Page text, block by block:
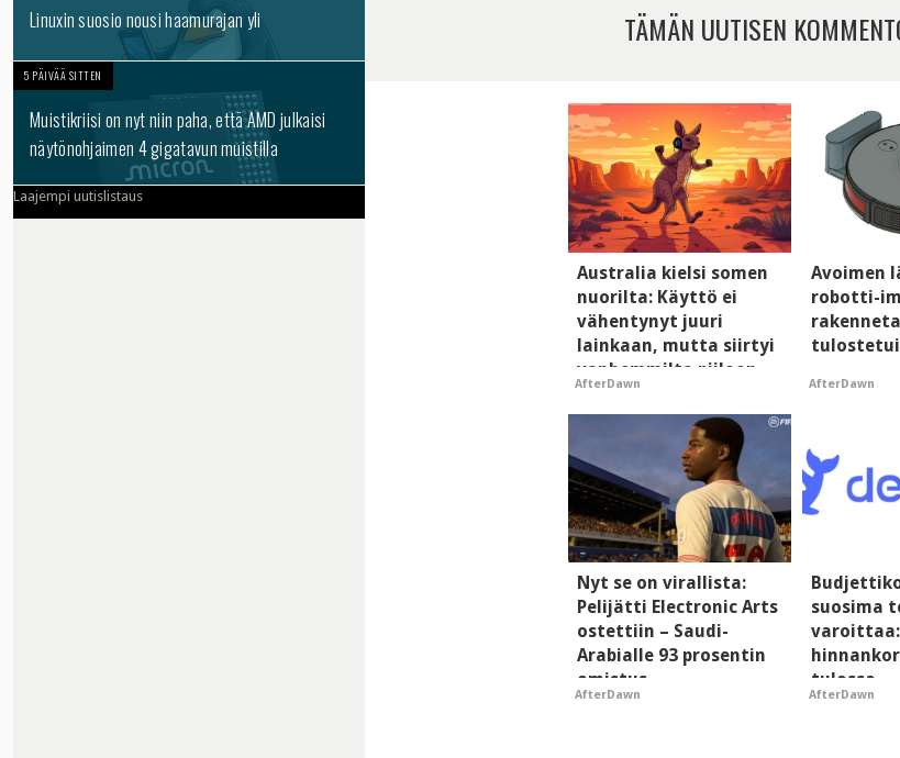
Linuxin suosio nousi haamurajan yli
5 PÄIVÄÄ SITTEN
Muistikriisi on nyt niin paha, että AMD julkaisi
näytönohjaimen 4 gigatavun muistilla
Laajempi uutislistaus
TÄMÄN UUTISEN
Australia kielsi somen
nuorilta: Käyttö ei
vähentynyt juuri
lainkaan, mutta siirtyi
vanhemmilta piiloon
AfterDawn
Avoimen
robotti-
AfterDawn
Nyt se on virallista:
Pelijätti Electronic Arts
ostettiin – Saudi-
Arabialle 93 prosentin
omistus
AfterDawn
suosima
tulossa
AfterDawn